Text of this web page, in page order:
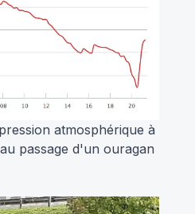
atmosphérique à
passage d'un ouragan